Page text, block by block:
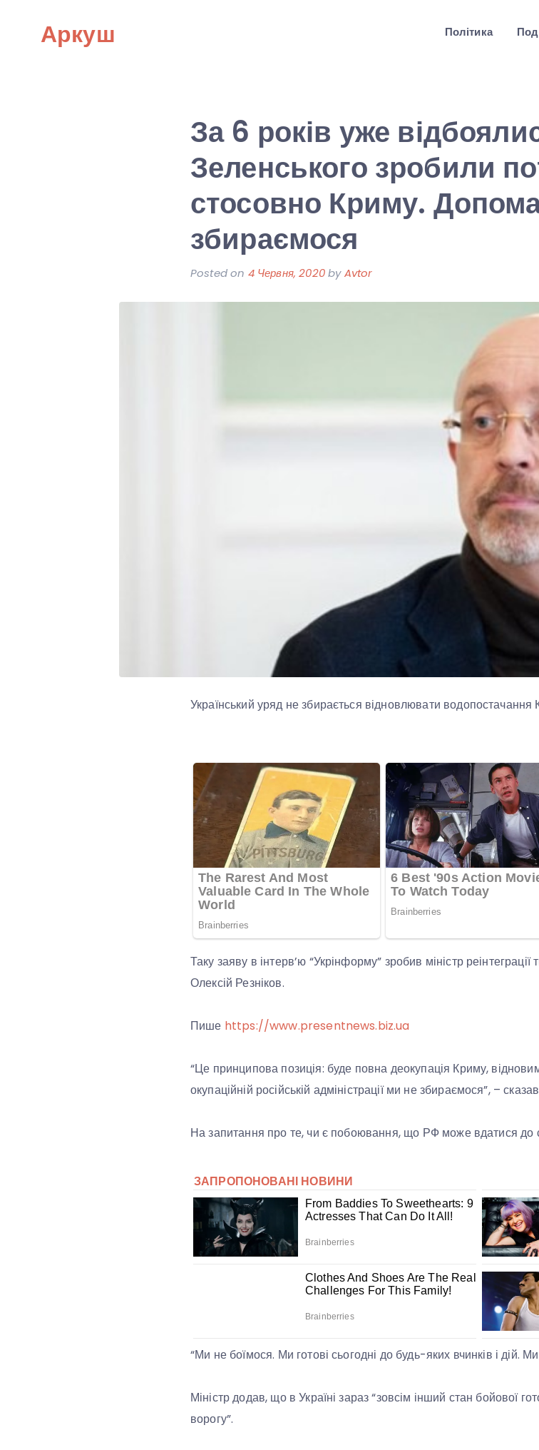
Аркуш Політика
За 6 років уже
Зеленського зробили
стосовно Криму.
збираємося
Posted on 4 Червня, 2020byAvtor
Український уряд не збирається відновлювати водопостачання
Таку заяву в інтерв’ю “Укрінформу” зробив міністр
Олексій Резніков.
Пише https://www.presentnews.biz.ua
“Це принципова позиція: буде повна деокупація Криму,
окупаційній російській адміністрації ми не збираємося”, –
На запитання про те, чи є побоювання, що РФ може вдатися до
“Ми не боїмося. Ми готові сьогодні до будь-яких вчинків і дій.
Міністр додав, що в Україні зараз “зовсім інший стан бойової
ворогу”.